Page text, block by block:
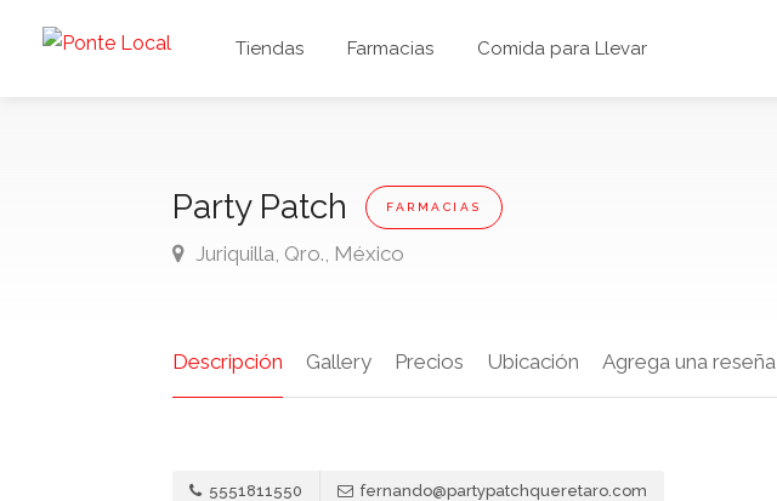
Tiendas Farmacias Comida para Llevar
Party Patch FARMACIAS
Juriquilla, Qro., México
Descripción Gallery Precios Ubicación Agrega una reseña
5551811550 fernando@partypatchqueretaro.com